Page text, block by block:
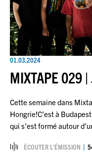
01.03.2024
MIXTAPE 029
Cette semaine dans
Hongrie!C’est à
qui s’est formé autour
ÉCOUTER L’ÉMISSION